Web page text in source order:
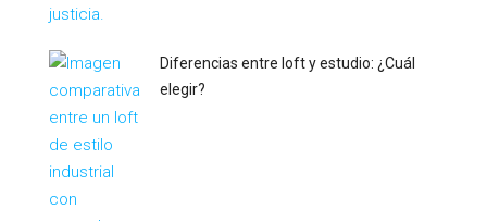
Diferencias entre loft y estudio: ¿Cuál
elegir?